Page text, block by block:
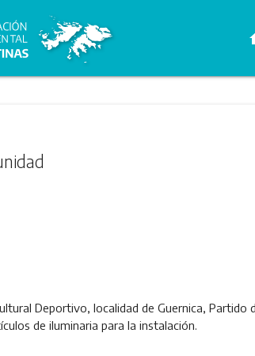
Deportivo, localidad de Guernica, Partido
de iluminaria para la instalación.